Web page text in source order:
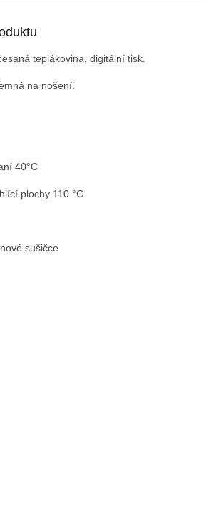
teplákovina, digitální tisk.
na nošení.
40°C
plochy 110 °C
sušičce